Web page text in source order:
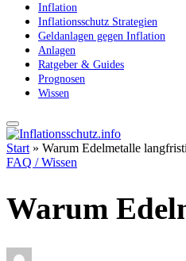
Inflation
Inflationsschutz Strategien
Geldanlagen gegen Inflation
Anlagen
Ratgeber & Guides
Prognosen
Wissen
Start » Warum Edelmetalle
FAQ / Wissen
Warum